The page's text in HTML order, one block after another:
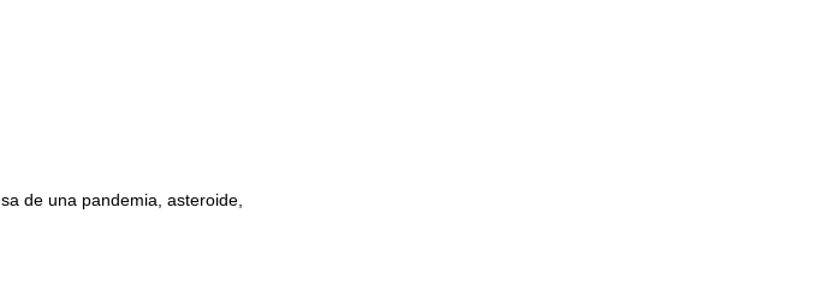
de una pandemia, asteroide,